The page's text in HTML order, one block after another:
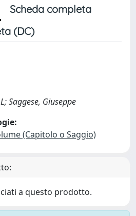
Scheda completa
(DC)
Saggese, Giuseppe
(Capitolo o Saggio)
a questo prodotto.